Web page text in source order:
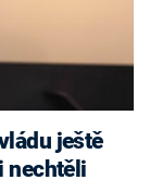
ještě
nechtěli